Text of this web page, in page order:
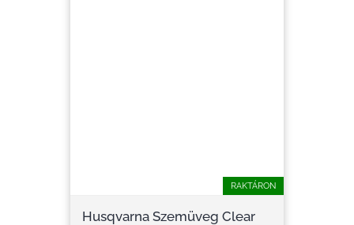
RAKTÁRON
Husqvarna Szemüveg Clear